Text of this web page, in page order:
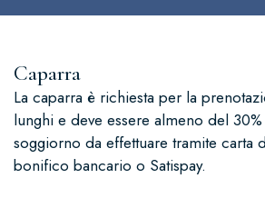
Vedi tutto
Caparra
La caparra è richiesta per la
lunghi e deve essere almeno del
soggiorno da effettuare tramite carta
bonifico bancario o Satispay.